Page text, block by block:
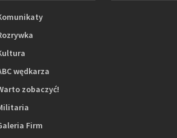
wędkarza
zobaczyć!
Firm